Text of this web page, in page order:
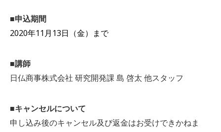
■申込期間
2020年11月13日（金）まで
■講師
日仏商事株式会社 研究開発課 島 啓太 他スタッフ
■キャンセルについて
申し込み後のキャンセル及び返金はお受けできかねま